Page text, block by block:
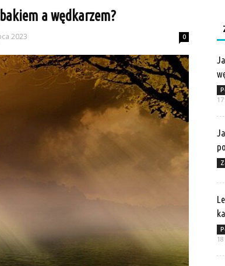
a wędkarzem?
2023 0